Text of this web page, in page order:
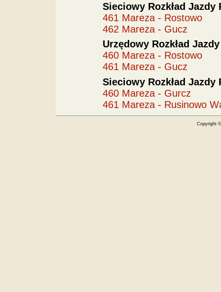
Sieciowy Rozkład Jazdy
461 Mareza - Rostowo
462 Mareza - Gucz
Urzędowy Rozkład
460 Mareza - Rostowo
461 Mareza - Gucz
Sieciowy Rozkład Jazdy
460 Mareza - Gurcz
461 Mareza - Rusinowo
Copyright